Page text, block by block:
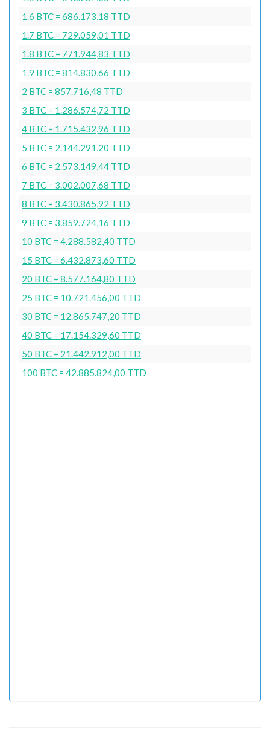
1.6 BTC = 686.173,18 TTD
1.7 BTC = 729.059,01 TTD
1.8 BTC = 771.944,83 TTD
1.9 BTC = 814.830,66 TTD
2 BTC = 857.716,48 TTD
3 BTC = 1.286.574,72 TTD
4 BTC = 1.715.432,96 TTD
5 BTC = 2.144.291,20 TTD
6 BTC = 2.573.149,44 TTD
7 BTC = 3.002.007,68 TTD
8 BTC = 3.430.865,92 TTD
9 BTC = 3.859.724,16 TTD
10 BTC = 4.288.582,40 TTD
15 BTC = 6.432.873,60 TTD
20 BTC = 8.577.164,80 TTD
25 BTC = 10.721.456,00 TTD
30 BTC = 12.865.747,20 TTD
40 BTC = 17.154.329,60 TTD
50 BTC = 21.442.912,00 TTD
100 BTC = 42.885.824,00 TTD